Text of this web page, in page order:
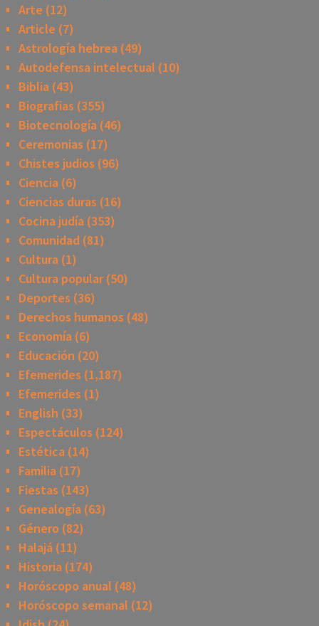
Arte (12)
Article (7)
Astrología hebrea(49)
Autodefensa intelectual (10)
Biblia(43)
Biografias (355)
Biotecnología(46)
Ceremonias (17)
Chistes judios (96)
Ciencia(6)
Ciencias duras (16)
Cocina judía(353)
Comunidad(81)
Cultura(1)
Cultura popular(50)
Deportes (36)
Derechos humanos (48)
Economía(6)
Educación (20)
Efemerides (1,187)
Efemerides (1)
English (33)
Espectáculos (124)
Estética(14)
Familia(17)
Fiestas (143)
Genealogía(63)
Género (82)
Halajá(11)
Historia(174)
Horóscopo anual (48)
Horóscopo semanal (12)